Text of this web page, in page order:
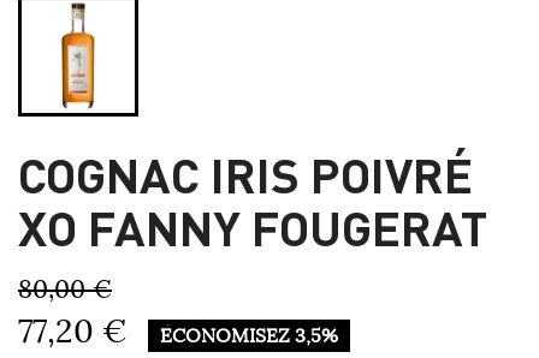
COGNAC IRIS POIVRÉ
XO FANNY FOUGERAT
80,00 €
77,20 € ÉCONOMISEZ 3,5%